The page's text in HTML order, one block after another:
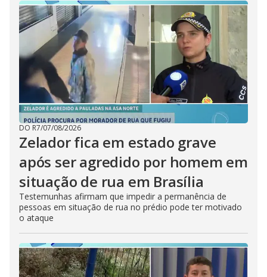
DO R7/07/08/2026
Zelador fica em estado grave
após ser agredido por homem em
situação de rua em Brasília
Testemunhas afirmam que impedir a permanência de
pessoas em situação de rua no prédio pode ter motivado
o ataque